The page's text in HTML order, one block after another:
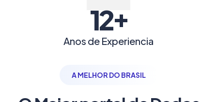
12+
Anos de Experiencia
A MELHOR DO BRASIL